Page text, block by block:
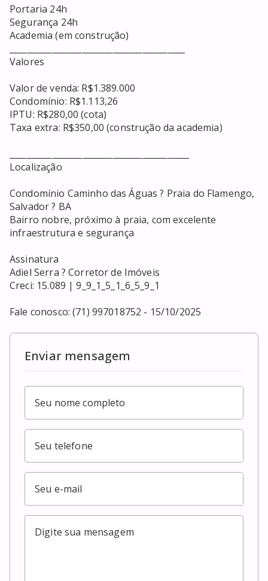
Portaria 24h
Segurança 24h
Academia (em construção)
Valores
Valor de venda: R$1.389.000
Condomínio: R$1.113,26
IPTU: R$280,00 (cota)
Taxa extra: R$350,00 (construção da academia)
Localização
Condomínio Caminho das Águas ? Praia do Flamengo,
Salvador ? BA
Bairro nobre, próximo à praia, com excelente
infraestrutura e segurança
Assinatura
Adiel Serra ? Corretor de Imóveis
Creci: 15.089 | 9_9_1_5_1_6_5_9_1
Fale conosco: (71) 997018752 - 15/10/2025
Enviar mensagem